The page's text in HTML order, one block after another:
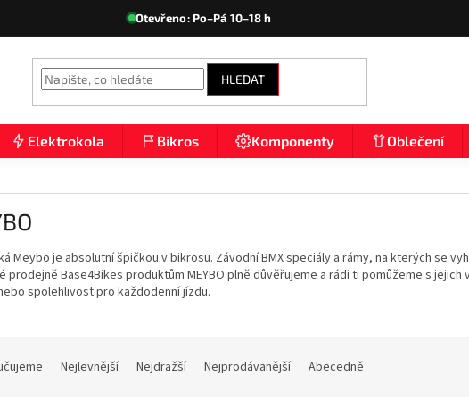
Otevřeno: Po–Pá 10–18 h
HLEDAT
Elektrokola Bikros Komponenty Oblečení
Meybo je absolutní špičkou v bikrosu. Závodní BMX speciály a rámy, na kterých se
prodejně Base4Bikes produktům MEYBO plně důvěřujeme a rádi ti pomůžeme s jejich
spolehlivost pro každodenní jízdu.
Nejlevnější Nejdražší Nejprodávanější Abecedně